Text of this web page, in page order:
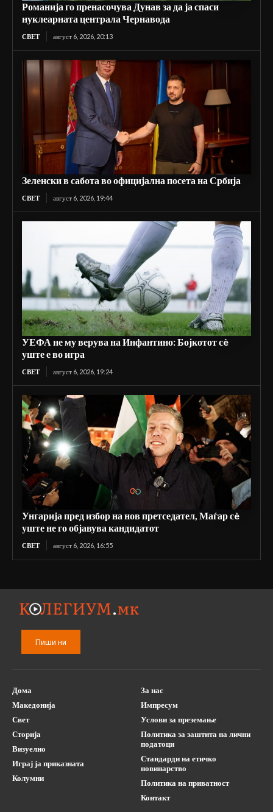
Романија го пренасочува Дунав за да ја спаси
нуклеарната централа Чернавода
СВЕТ август 6, 2026, 20:13
Зеленски в сабота во официјална посета на Србија
СВЕТ август 6, 2026, 19:44
УЕФА не му верува на Инфантино: Бојкотот сè
уште е во игра
СВЕТ август 6, 2026, 19:24
Унгарија пред избор на нов претседател, Маѓар сè
уште не го објавува кандидатот
СВЕТ август 6, 2026, 16:55
Пиши ни
Дома
Македонија
Свет
Сторија
Визуелно
Играј ја приказната
Колумни
За нас
Импресум
Услови за преземање
Политика за заштита на лични
податоци
Стандарди на етичко
новинарство
Политика на приватност
Контакт